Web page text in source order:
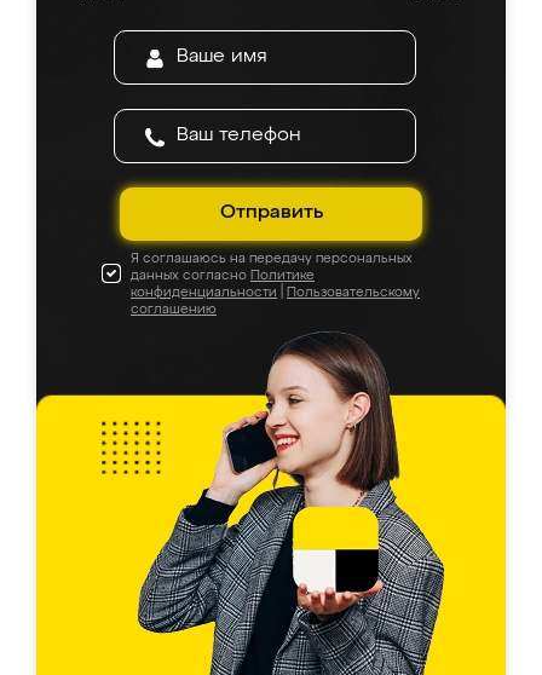
Отправить
Я соглашаюсь на передачу персональных
данных согласно Политике
конфиденциальности
Пользовательскому
соглашению